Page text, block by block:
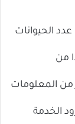
الحيوانات
من
من المعلومات
الخدمة